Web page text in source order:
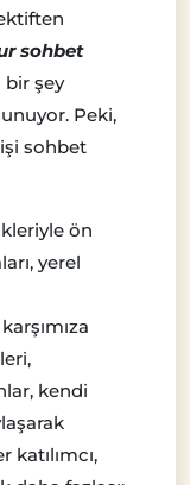
sohbet
bir şey
Peki,
sohbet
ön
yerel
kendi